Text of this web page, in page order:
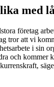
med
företag
tror att vi
i sin
och kommer